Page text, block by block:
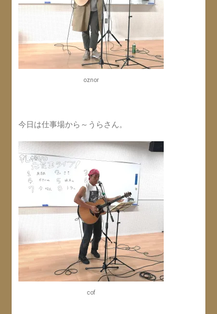
oznor
今日は仕事場から～うらさん。
cof